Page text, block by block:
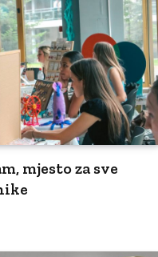
mjesto za sve